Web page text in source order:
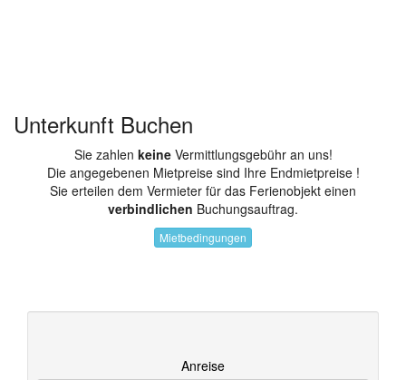
Unterkunft Buchen
Sie zahlen keineVermittlungsgebühr an uns!
Die angegebenen Mietpreise sind Ihre Endmietpreise !
Sie erteilen dem Vermieter für das Ferienobjekt einen
verbindlichen Buchungsauftrag.
Mietbedingungen